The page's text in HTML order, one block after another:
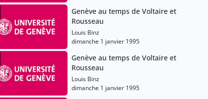
Genève au temps de Voltaire et
Rousseau
Louis Binz
dimanche 1 janvier 1995
Genève au temps de Voltaire et
Rousseau
Louis Binz
dimanche 1 janvier 1995